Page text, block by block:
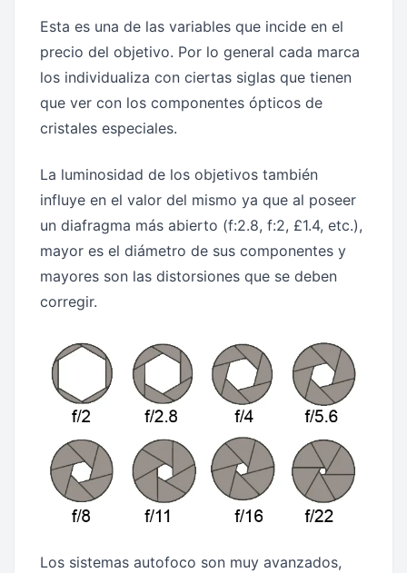
Esta es una de las variables que incide en el
precio del objetivo. Por lo general cada marca
los individualiza con ciertas siglas que tienen
que ver con los componentes ópticos de
cristales especiales.
La luminosidad de los objetivos también
influye en el valor del mismo ya que al poseer
un diafragma más abierto (f:2.8, f:2, £1.4, etc.),
mayor es el diámetro de sus componentes y
mayores son las distorsiones que se deben
corregir.
Los sistemas autofoco son muy avanzados,